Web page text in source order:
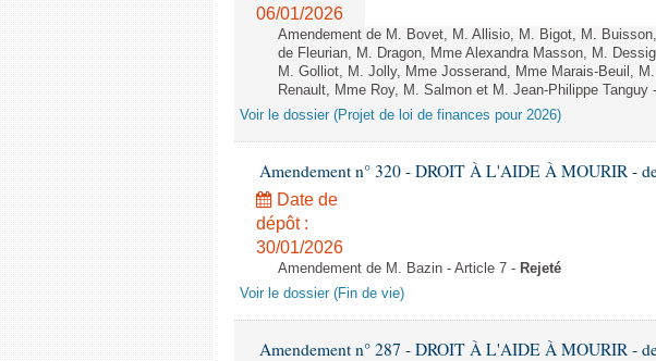
06/01/2026
Amendement de M. Bovet, M. Allisio, M. Bigot, M.
de Fleurian, M. Dragon, Mme Alexandra Masson, M.
M. Golliot, M. Jolly, Mme Josserand, Mme Marais-Beuil,
Renault, Mme Roy, M. Salmon et M. Jean-Philippe Tanguy
Voir le dossier (Projet de loi de finances pour 2026)
Amendement n° 320 - DROIT À L'AIDE À MOURIR -
Date de
dépôt :
30/01/2026
Amendement de M. Bazin - Article 7 - Rejeté
Voir le dossier (Fin de vie)
Amendement n° 287 - DROIT À L'AIDE À MOURIR -